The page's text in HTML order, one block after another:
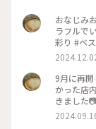
おなじみ
ラフルで
彩り #ベ
9月に再
かった店